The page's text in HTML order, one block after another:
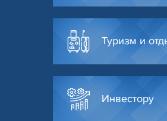
Туризм и
Инвестору